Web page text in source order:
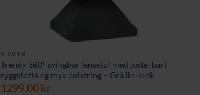
STOLER
Trendy 360° svingbar lenestol med justerbart
ryggstøtte og myk polstring – Grå lin-look
1299,00kr